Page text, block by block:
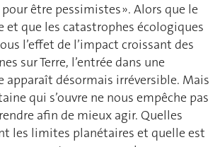
être pessimistes ». Alors que le
et que les catastrophes écologiques
l’effet de l’impact croissant des
sur Terre, l’entrée dans une
apparaît désormais irréversible. Mais
qui s’ouvre ne nous empêche pas
afin de mieux agir. Quelles
les limites planétaires et quelle est